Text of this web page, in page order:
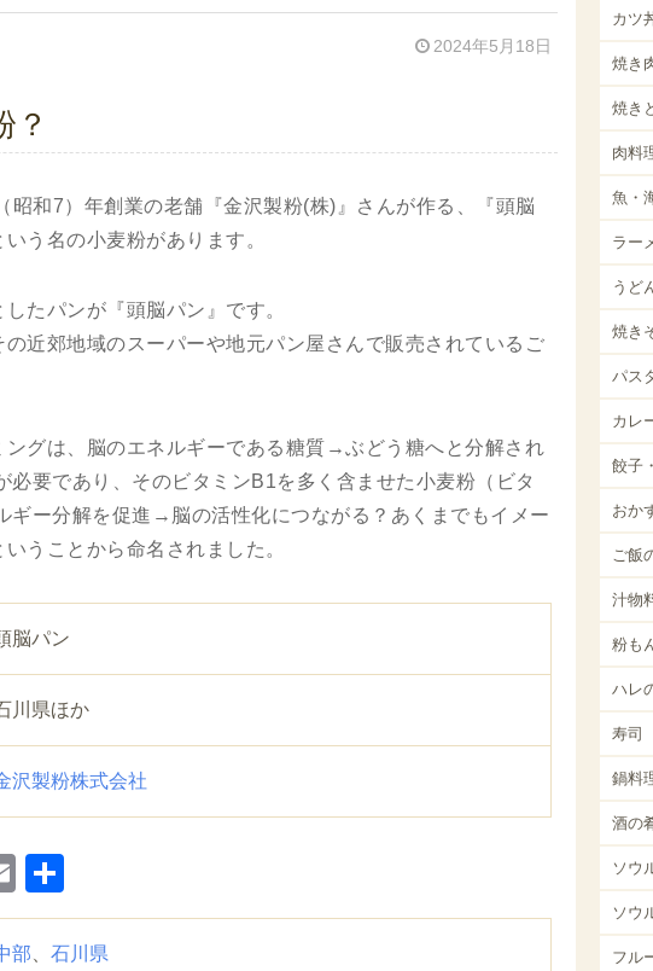
2024年5月18日
？
昭和7）年創業の老舗『金沢製粉(株)』さんが作る、『頭脳
う名の小麦粉があります。
たパンが『頭脳パン』です。
近郊地域のスーパーや地元パン屋さんで販売されているご
ングは、脳のエネルギーである糖質→ぶどう糖へと分解され
必要であり、そのビタミンB1を多く含ませた小麦粉（ビタ
ギー分解を促進→脳の活性化につながる？あくまでもイメー
うことから命名されました。
脳パン
川県ほか
沢製粉株式会社
Email
有
部 石川県
カツ
焼き
焼き
肉料
魚・
ラー
うど
焼き
パス
カレ
餃子
おか
ご飯
汁物
粉も
ハレ
寿司
鍋料
酒の
ソウ
ソウ
フル